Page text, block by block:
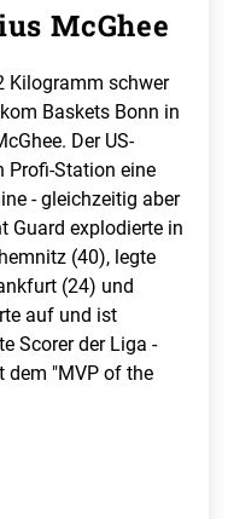
McGhee
Kilogramm schwer
Baskets Bonn in
Der US-
Profi-Station eine
- gleichzeitig aber
Guard explodierte in
(40), legte
(24) und
auf und ist
Scorer der Liga -
dem "MVP of the